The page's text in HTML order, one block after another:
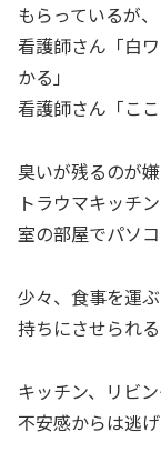
もらっているが、
看護師さん「白
かる」
看護師さん「こ
臭いが残るのが
トラウマキッチ
室の部屋でパソ
少々、食事を運
持ちにさせられ
キッチン、リビ
不安感からは逃